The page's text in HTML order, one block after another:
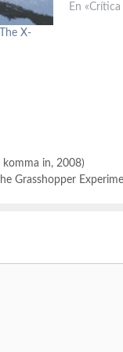
X-
(Patricia),
En
in, 2008)
Grasshopper